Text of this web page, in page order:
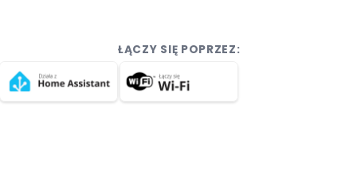
ŁĄCZY SIĘ POPRZEZ: